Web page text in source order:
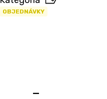
OBJEDNÁVKY
—